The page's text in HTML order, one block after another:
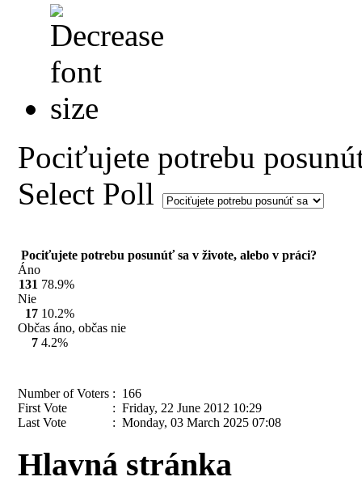
Pociťujete potrebu
Select Poll
Pociťujete potrebu posunúť sa v živote, alebo v práci?
Áno
131 78.9%
Nie
17 10.2%
Občas áno, občas nie
7 4.2%
Number of Voters : 166
First Vote
: Friday, 22 June 2012 10:29
Last Vote
: Monday, 03 March 2025 07:08
Hlavná stránka